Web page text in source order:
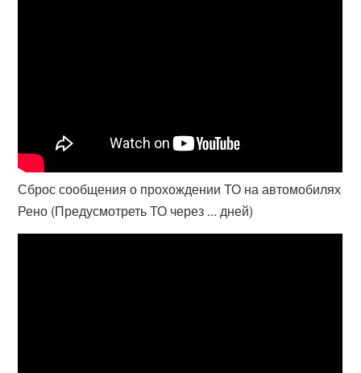
Сброс сообщения о прохождении ТО на автомобилях
Рено (Предусмотреть ТО через ... дней)